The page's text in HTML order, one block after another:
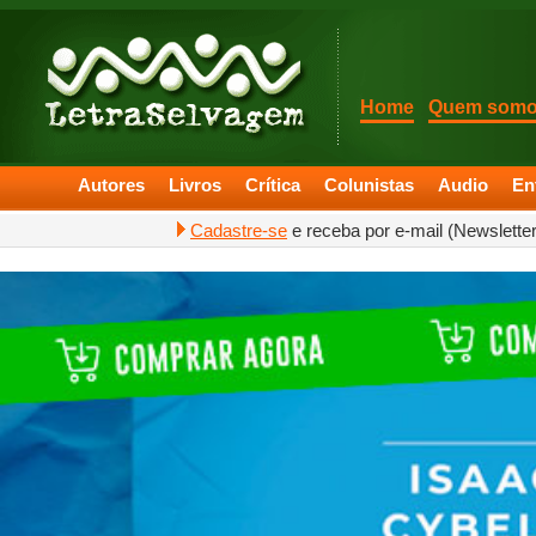
Home Quem
Autores Livros Crítica Colunistas Audio
Cadastre-se e receba por e-mail